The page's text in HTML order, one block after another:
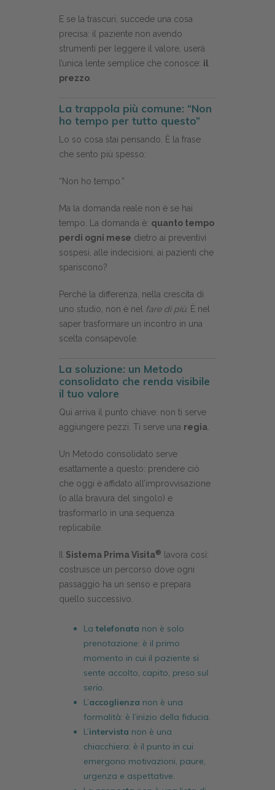
E se la trascuri, succede una cosa
precisa: il paziente non avendo
strumenti per leggere il valore, userà
l’unica lente semplice che conosce: il
prezzo.
La trappola più comune: “Non
ho tempo per tutto questo”
Lo so cosa stai pensando. È la frase
che sento più spesso:
“Non ho tempo.”
Ma la domanda reale non è se hai
tempo. La domanda è: quanto tempo
perdi ogni mese dietro ai preventivi
sospesi, alle indecisioni, ai pazienti che
spariscono?
Perché la differenza, nella crescita di
uno studio, non è nel
fare di più. È nel
saper trasformare un incontro in una
scelta consapevole.
La soluzione: un Metodo
consolidato che renda visibile
il tuo valore
Qui arriva il punto chiave: non ti serve
aggiungere pezzi. Ti serve una regia.
Un Metodo consolidato serve
esattamente a questo: prendere ciò
che oggi è affidato all’improvvisazione
(o alla bravura del singolo) e
trasformarlo in una sequenza
replicabile.
Sistema Prima Visita®
lavora così:
costruisce un percorso dove ogni
passaggio ha un senso e prepara
quello successivo.
Latelefonata non è solo
prenotazione: è il primo
momento in cui il paziente si
sente accolto, capito, preso sul
serio.
L’accoglienza non è una
formalità: è l’inizio della fiducia.
L’intervista non è una
chiacchiera: è il punto in cui
emergono motivazioni, paure,
urgenza e aspettative.